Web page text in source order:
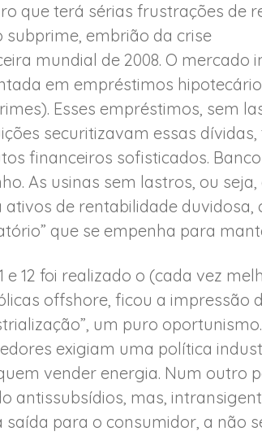
que terá sérias frustrações de
subprime, embrião da crise
mundial de 2008. O mercado
em empréstimos
Esses empréstimos, sem
securitizavam essas
financeiros sofisticados.
As usinas sem lastros, ou
ativos de rentabilidade duvidosa,
que se empenha para
e 12 foi realizado o (cada vez
offshore, ficou a impressão
um puro
exigiam uma política
vender energia. Num outro
antissubsídios, mas,
saída para o consumidor, a não